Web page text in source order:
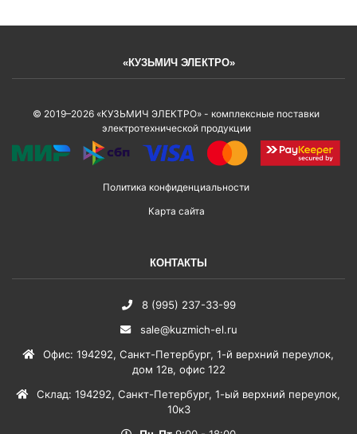
«КУЗЬМИЧ ЭЛЕКТРО»
© 2019–2026 «КУЗЬМИЧ ЭЛЕКТРО» - комплексные поставки
электротехнической продукции
Политика конфиденциальности
Карта сайта
КОНТАКТЫ
8 (995) 237-33-99
sale@kuzmich-el.ru
Офис: 194292, Санкт-Петербург, 1-й верхний переулок,
дом 12в, офис 122
Склад: 194292, Санкт-Петербург, 1-ый верхний переулок,
10к3